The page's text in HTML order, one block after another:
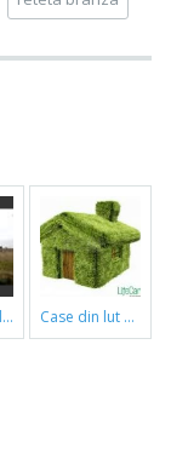
case din lut si paie